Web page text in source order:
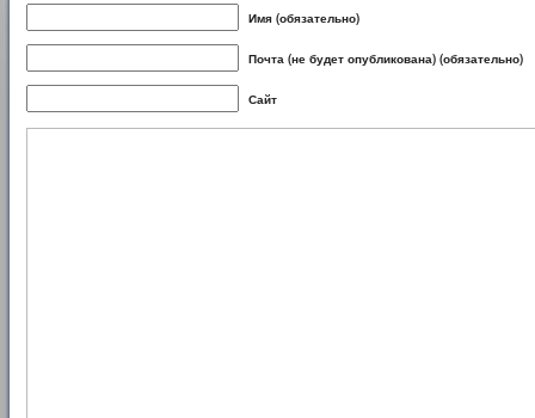
Имя (обязательно)
Почта (не будет опубликована) (обязательно)
Сайт